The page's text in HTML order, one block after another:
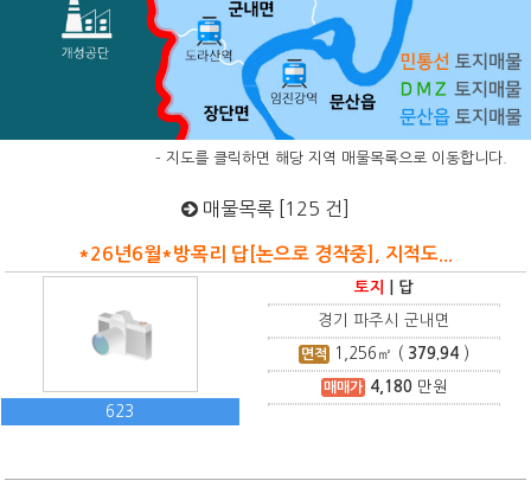
- 지도를 클릭하면 해당 지역 매물목록으로 이동합니다.
매물목록 [125 건]
*26년6월*방목리 답[논으로 경작중], 지적도...
623
토지 답
경기 파주시 군내면
면적 1,256 ㎡ ( 379.94 )
매매가 4,180만원